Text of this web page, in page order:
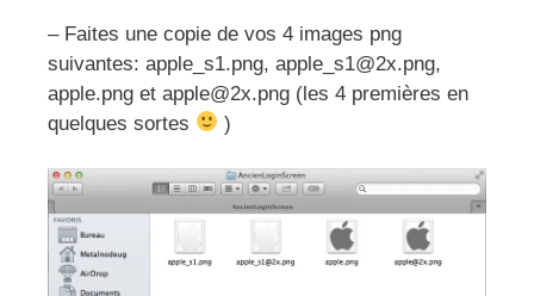
– Faites une copie de vos 4 images png
suivantes: apple_s1.png, apple_s1@2x.png,
apple.png et apple@2x.png (les 4 premières en
quelques sortes
)